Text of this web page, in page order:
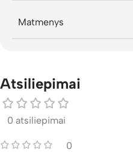
Matmenys
Atsiliepimai
0 atsiliepimai
0